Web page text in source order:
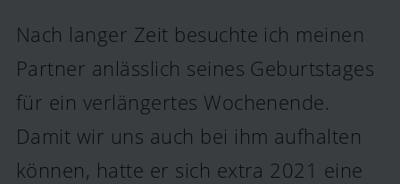
Nach langer Zeit besuchte ich meinen
Partner anlässlich seines Geburtstages
für ein verlängertes Wochenende.
Damit wir uns auch bei ihm aufhalten
können, hatte er sich extra 2021 eine